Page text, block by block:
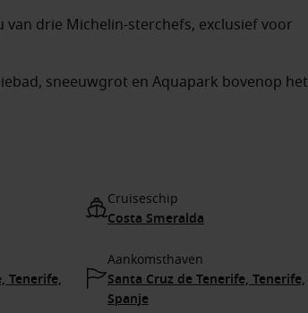
van drie Michelin-sterchefs, exclusief voor
sneeuwgrot en Aquapark bovenop het
Cruiseschip
Costa Smeralda
Tenerife,
Aankomsthaven
Santa Cruz de Tenerife, Tenerife,
Spanje